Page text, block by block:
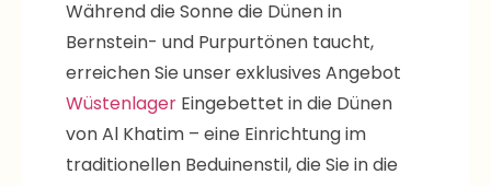
Bernstein- und Purpurtönen taucht,
erreichen Sie unser exklusives Angebot
WüstenlagerEingebettet in die Dünen
von Al Khatim – eine Einrichtung im
traditionellen Beduinenstil, die Sie in die
echte emiratische Gastfreundschaft